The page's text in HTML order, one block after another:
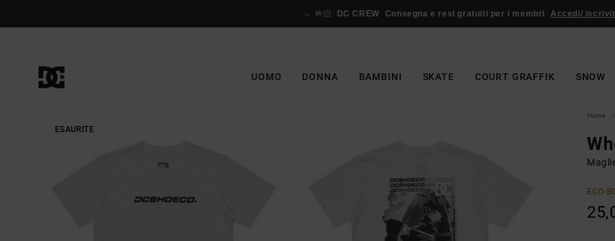
🤟🏻 DC CREW Consegna e resi gratuiti per i membri Accedi/
UOMO DONNA BAMBINI SKATE COURT GRAFFIK SNOW
ESAURITE
Home
ECO-